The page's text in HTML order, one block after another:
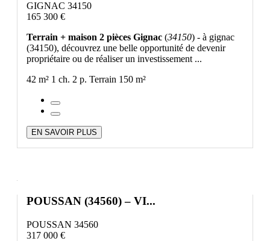
GIGNAC 34150
165 300 €
Terrain + maison 2 pièces Gignac (34150) - à gignac
(34150), découvrez une belle opportunité de devenir
propriétaire ou de réaliser un investissement ...
42 m² 1 ch. 2 p. Terrain 150 m²
EN SAVOIR PLUS
POUSSAN (34560) – VI...
POUSSAN 34560
317 000 €